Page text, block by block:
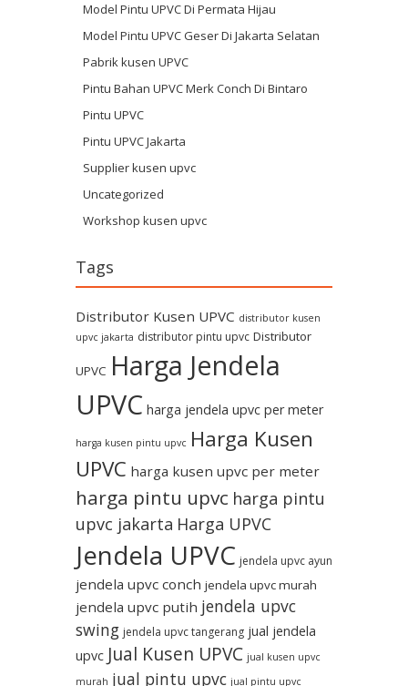
Model Pintu UPVC Di Permata Hijau
Model Pintu UPVC Geser Di Jakarta Selatan
Pabrik kusen UPVC
Pintu Bahan UPVC Merk Conch Di Bintaro
Pintu UPVC
Pintu UPVC Jakarta
Supplier kusen upvc
Uncategorized
Workshop kusen upvc
Tags
Distributor Kusen UPVC distributor kusen
upvc jakarta distributor pintu upvc Distributor
UPVC Harga Jendela
UPVC harga jendela upvc per meter
harga kusen pintu upvc Harga Kusen
UPVC harga kusen upvc per meter
harga pintu upvc harga pintu
upvc jakarta Harga UPVC
Jendela UPVC jendela upvc ayun
jendela upvc conch jendela upvc murah
jendela upvc putih jendela upvc
swing jendela upvc tangerang jual jendela
upvc Jual Kusen UPVC jual kusen upvc
murah jual pintu upvc jual pintu upvc